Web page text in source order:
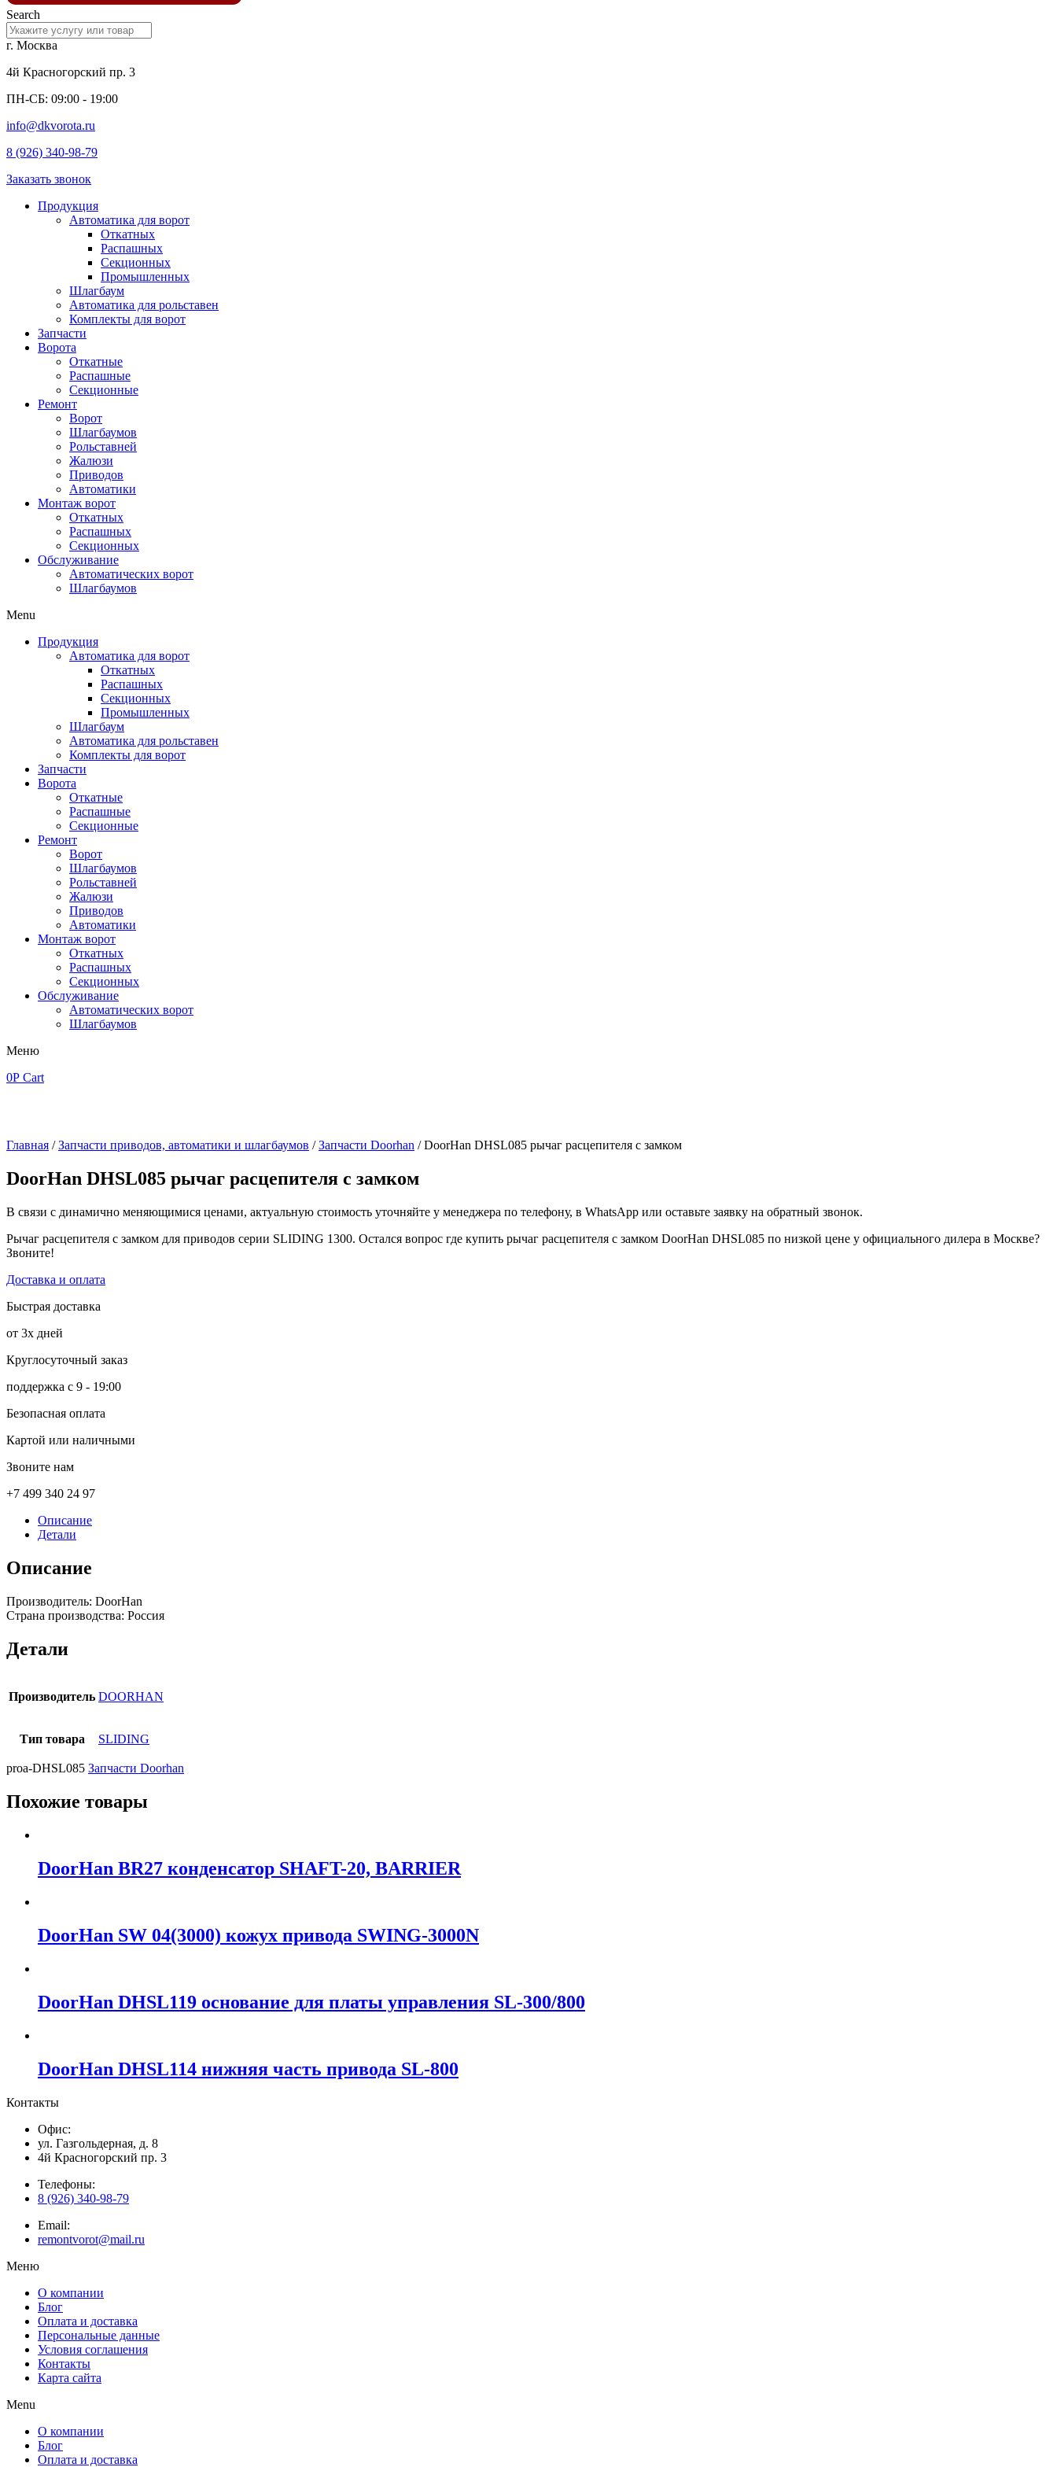
Search
г. Москва
4й Красногорский пр. 3
ПН-СБ: 09:00 - 19:00
info@dkvorota.ru
8 (926) 340-98-79
Заказать звонок
Продукция
Автоматика для ворот
Откатных
Распашных
Секционных
Промышленных
Шлагбаум
Автоматика для рольставен
Комплекты для ворот
Запчасти
Ворота
Откатные
Распашные
Секционные
Ремонт
Ворот
Шлагбаумов
Рольставней
Жалюзи
Приводов
Автоматики
Монтаж ворот
Откатных
Распашных
Секционных
Обслуживание
Автоматических ворот
Шлагбаумов
Menu
Продукция
Автоматика для ворот
Откатных
Распашных
Секционных
Промышленных
Шлагбаум
Автоматика для рольставен
Комплекты для ворот
Запчасти
Ворота
Откатные
Распашные
Секционные
Ремонт
Ворот
Шлагбаумов
Рольставней
Жалюзи
Приводов
Автоматики
Монтаж ворот
Откатных
Распашных
Секционных
Обслуживание
Автоматических ворот
Шлагбаумов
Меню
0Р Cart
Главная /Запчасти приводов, автоматики и шлагбаумов /Запчасти Doorhan / DoorHan DHSL085 рычаг расцепителя с замком
DoorHan DHSL085 рычаг расцепителя с замком
В связи с динамично меняющимися ценами, актуальную стоимость уточняйте у менеджера по телефону, в WhatsApp или оставьте заявку на обратный звонок.
Рычаг расцепителя с замком для приводов серии SLIDING 1300. Остался вопрос где купить рычаг расцепителя с замком DoorHan DHSL085 по низкой цене у официального дилера в Москве?
Звоните!
Доставка и оплата
Быстрая доставка
от 3х дней
Круглосуточный заказ
поддержка с 9 - 19:00
Безопасная оплата
Картой или наличными
Звоните нам
+7 499 340 24 97
Описание
Детали
Описание
Производитель: DoorHan
Страна производства: Россия
Детали
Производитель DOORHAN
Тип товара SLIDING
proa-DHSL085 Запчасти Doorhan
Похожие товары
DoorHan BR27 конденсатор SHAFT-20, BARRIER
DoorHan SW 04(3000) кожух привода SWING-3000N
DoorHan DHSL119 основание для платы управления SL-300/800
DoorHan DHSL114 нижняя часть привода SL-800
Контакты
Офис:
ул. Газгольдерная, д. 8
4й Красногорский пр. 3
Телефоны:
8 (926) 340-98-79
Email:
remontvorot@mail.ru
Меню
О компании
Блог
Оплата и доставка
Персональные данные
Условия соглашения
Контакты
Карта сайта
Menu
О компании
Блог
Оплата и доставка